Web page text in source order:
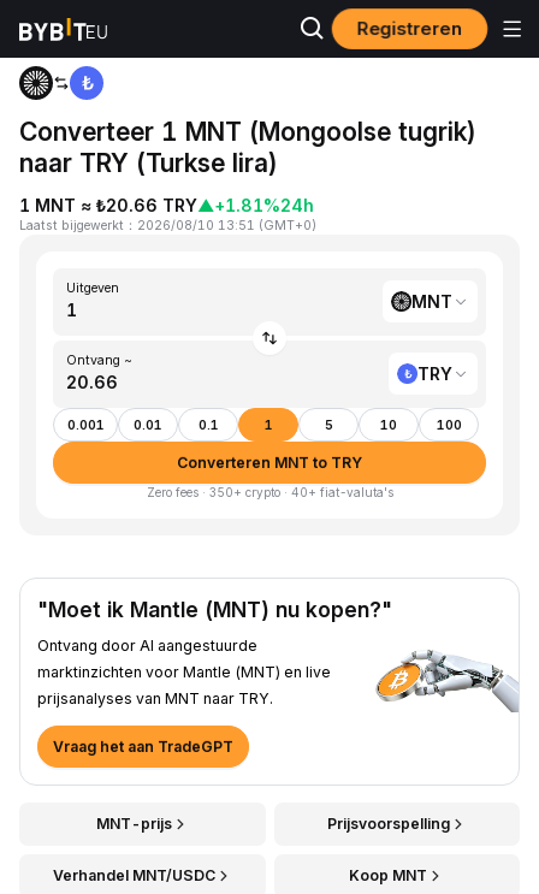
Registreren
Startpagina
Converteer 1 MNT (Mongoolse tugrik)
naar TRY (Turkse lira)
1 MNT ≈ ₺20.66 TRY▲+1.81%24h
Laatst bijgewerkt ： 2026/08/10 13:51 (GMT+0)
Uitgeven
MNT
Ontvang ~
TRY
0.001 0.01 0.1 1 5 10 100
Converteren MNT to TRY
Zero fees · 350+ crypto · 40+ fiat-valuta's
"Moet ik Mantle (MNT) nu kopen?"
Ontvang door AI aangestuurde
marktinzichten voor Mantle (MNT) en live
prijsanalyses van MNT naar TRY.
Vraag het aan TradeGPT
MNT-prijs Prijsvoorspelling
Verhandel MNT/USDC Koop MNT